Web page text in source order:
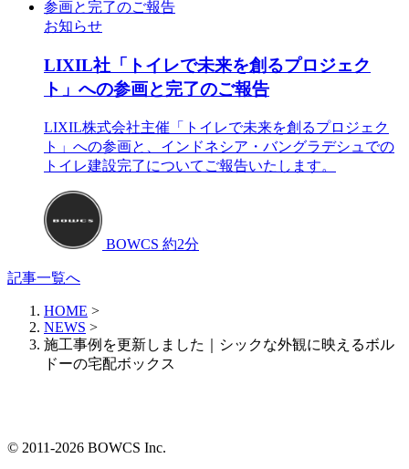
お知らせ
LIXIL社「トイレで未来を創るプロジェク
ト」への参画と完了のご報告
LIXIL株式会社主催「トイレで未来を創るプロジェク
ト」への参画と、インドネシア・バングラデシュでの
トイレ建設完了についてご報告いたします。
BOWCS 約2分
記事一覧へ
HOME >
NEWS >
施工事例を更新しました｜シックな外観に映えるボル
ドーの宅配ボックス
© 2011-2026 BOWCS Inc.